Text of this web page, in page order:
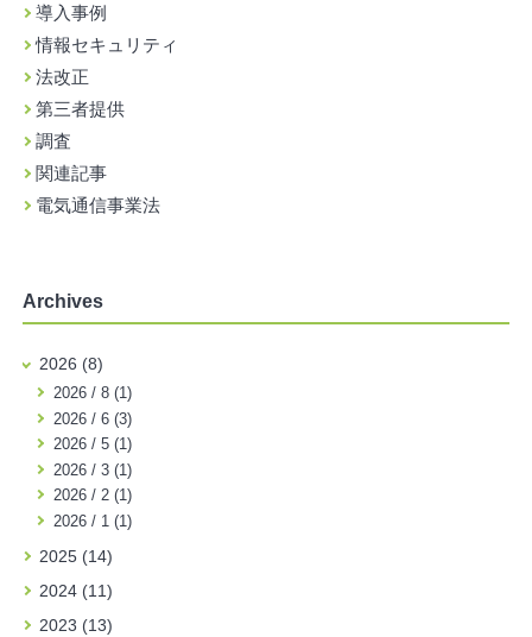
導入事例
情報セキュリティ
法改正
第三者提供
調査
関連記事
電気通信事業法
Archives
2026 (8)
2026 / 8 (1)
2026 / 6 (3)
2026 / 5 (1)
2026 / 3 (1)
2026 / 2 (1)
2026 / 1 (1)
2025 (14)
2024 (11)
2023 (13)